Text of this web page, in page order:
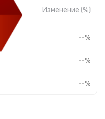
Изменение (%)
--%
--%
--%